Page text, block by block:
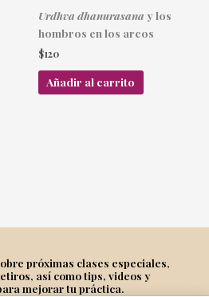
Urdhva dhanurasana y los
hombros en los arcos
$120
Añadir al carrito
próximas clases especiales,
así como tips, videos y
mejorar tu práctica.